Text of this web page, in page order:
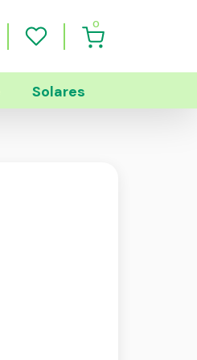
0
Solares